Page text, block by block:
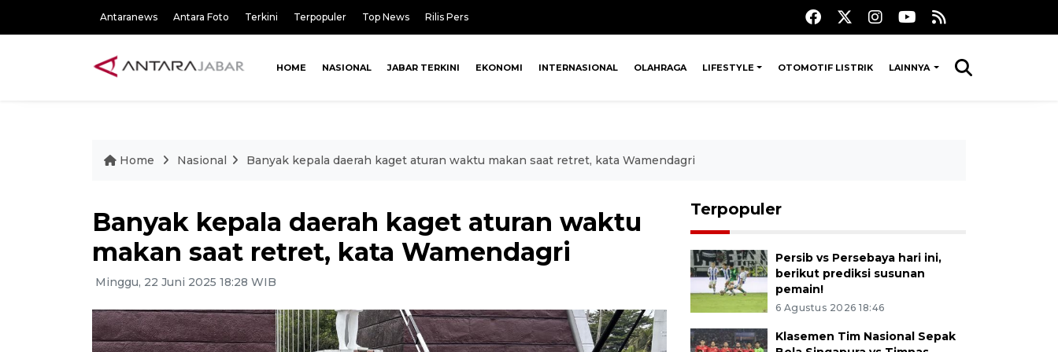
Antaranews Antara Foto Terkini Terpopuler Top News Rilis Pers
HOME NASIONAL JABAR TERKINI EKONOMI INTERNASIONAL OLAHRAGA LIFESTYLE OTOMOTIF LISTRIK LAINNYA
Home Nasional Banyak kepala daerah kaget aturan waktu makan saat retret, kata Wamendagri
Banyak kepala daerah kaget aturan waktu
makan saat retret, kata Wamendagri
Minggu, 22 Juni 2025 18:28 WIB
Terpopuler
Persib vs Persebaya hari ini,
berikut prediksi susunan
pemain!
6 Agustus 2026 18:46
Klasemen Tim Nasional Sepak